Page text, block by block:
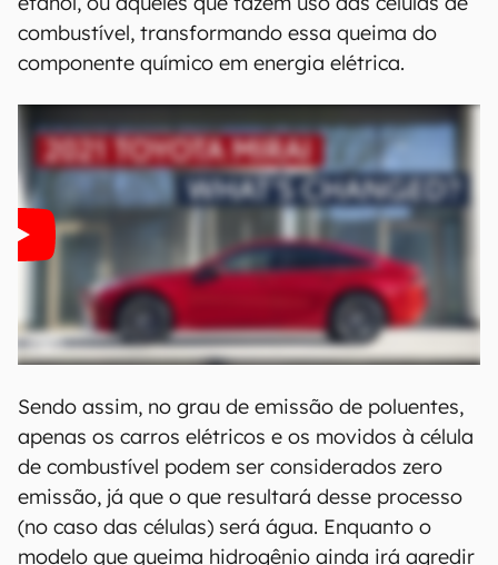
Um carro elétrico é todo automóvel que, para se
locomover, depende da energia de uma bateria,
que alimenta seu propulsor movido à
eletricidade. Já o carro movido a hidrogênio
pode ser encontrado de duas maneiras: os que
queimam o material como se fosse gasolina ou
etanol, ou aqueles que fazem uso das células de
combustível, transformando essa queima do
componente químico em energia elétrica.